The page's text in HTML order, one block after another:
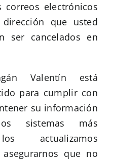
correos electrónicos
que usted
ser cancelados en
Valentín está
para cumplir con
su información
sistemas más
actualizamos
que no